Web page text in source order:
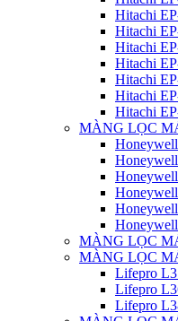
Hitachi
Hitachi
Hitachi
Hitachi
Hitachi
Hitachi
Hitachi
MÀNG LỌC
MÀNG LỌC
MÀNG LỌC
Lifepro
Lifepro
Lifepro